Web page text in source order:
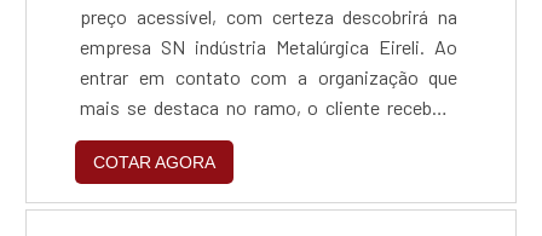
preço acessível, com certeza descobrirá na
empresa SN indústria Metalúrgica Eireli. Ao
entrar em contato com a organização que
mais se destaca no ramo, o cliente receberá
um suporte completo para sanar eventuais
dúvidas sobre o serviço que deseja
solicitar.Quando o desejo é por serviço de
COTAR AGORA